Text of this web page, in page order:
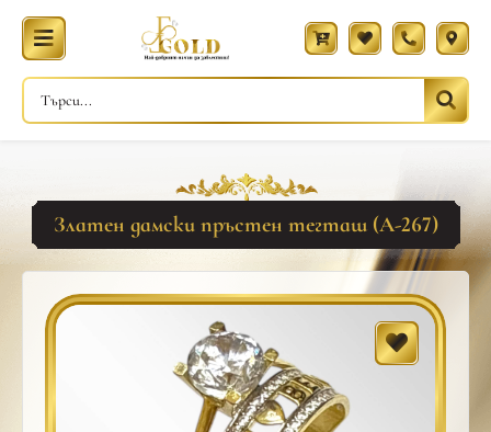
Златен дамски пръстен тегташ (A-267)